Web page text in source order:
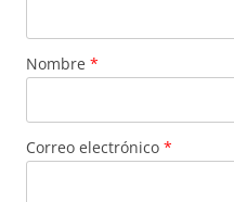
Nombre *
Correo electrónico *